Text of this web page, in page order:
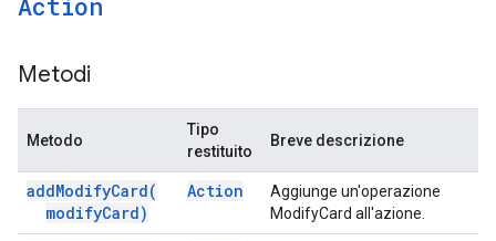
Metodi
Metodo
Tipo
restituito
Breve descrizione
addModifyCard(
modifyCard)
Action
Aggiunge un'operazione
ModifyCard all'azione.